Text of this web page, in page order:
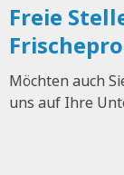
Freie
Möchten auch
uns auf Ihre